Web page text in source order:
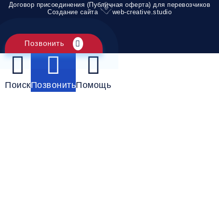
Договор присоединения (Публичная оферта) для перевозчиков
Создание сайта
web-creative.studio
Позвонить
ПоискПозвонитьПомощь